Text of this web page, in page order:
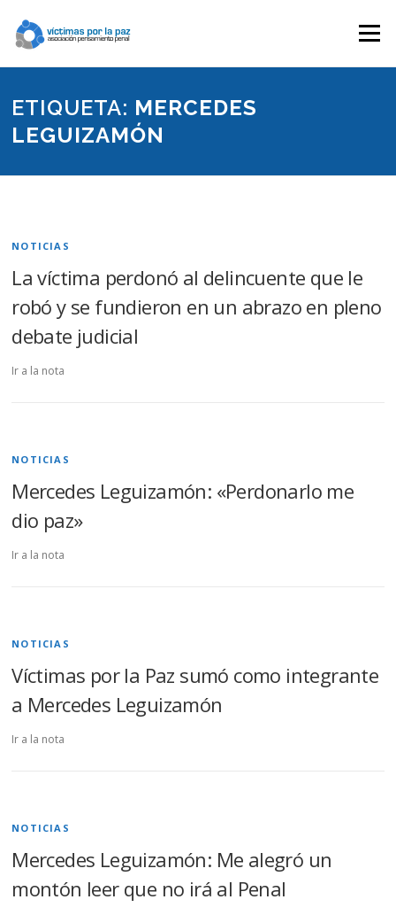
contenido
Menú
ETIQUETA: MERCEDES
LEGUIZAMÓN
NOTICIAS
La víctima perdonó al delincuente que le
robó y se fundieron en un abrazo en pleno
debate judicial
Ir a la nota
NOTICIAS
Mercedes Leguizamón: «Perdonarlo me
dio paz»
Ir a la nota
NOTICIAS
Víctimas por la Paz sumó como integrante
a Mercedes Leguizamón
Ir a la nota
NOTICIAS
Mercedes Leguizamón: Me alegró un
montón leer que no irá al Penal